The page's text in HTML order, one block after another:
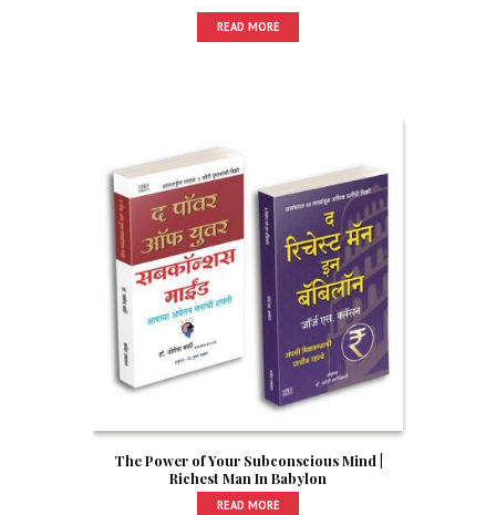
READ MORE
The Power of Your Subconscious Mind |
Richest Man In Babylon
READ MORE